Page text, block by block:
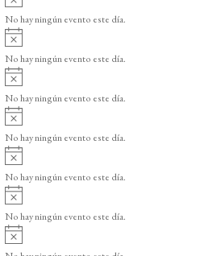
o
v
i
o
No hay ningún evento este día.
v
i
o
No hay ningún evento este día.
v
i
o
No hay ningún evento este día.
v
i
o
No hay ningún evento este día.
v
i
o
No hay ningún evento este día.
v
i
o
No hay ningún evento este día.
v